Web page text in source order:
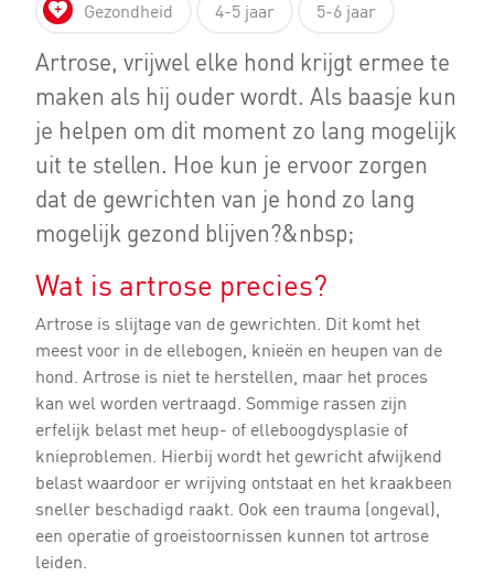
Gezondheid 4-5 jaar 5-6 jaar
Artrose, vrijwel elke hond krijgt ermee te
maken als hij ouder wordt. Als baasje kun
je helpen om dit moment zo lang mogelijk
uit te stellen. Hoe kun je ervoor zorgen
dat de gewrichten van je hond zo lang
mogelijk gezond blijven?&nbsp;
Wat is artrose precies?
Artrose is slijtage van de gewrichten. Dit komt het
meest voor in de ellebogen, knieën en heupen van de
hond. Artrose is niet te herstellen, maar het proces
kan wel worden vertraagd. Sommige rassen zijn
erfelijk belast met heup- of elleboogdysplasie of
knieproblemen. Hierbij wordt het gewricht afwijkend
belast waardoor er wrijving ontstaat en het kraakbeen
sneller beschadigd raakt. Ook een trauma (ongeval),
een operatie of groeistoornissen kunnen tot artrose
leiden.